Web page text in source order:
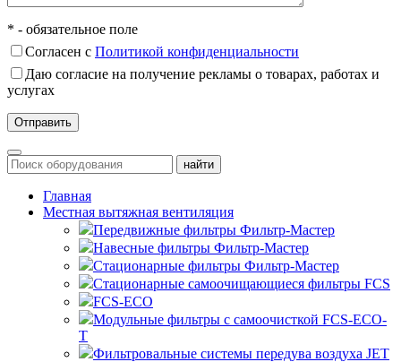
* - обязательное поле
Согласен с Политикой конфиденциальности
Даю согласие на получение рекламы о товарах, работах и
услугах
Главная
Местная вытяжная вентиляция
Передвижные
Навесные
Стационарные
Стационарные самоочищающиеся
FCS
FCS-ECO
Модульные
с самоочисткой FCS-ECO-
T
Фильтровальные системы передува воздуха JET